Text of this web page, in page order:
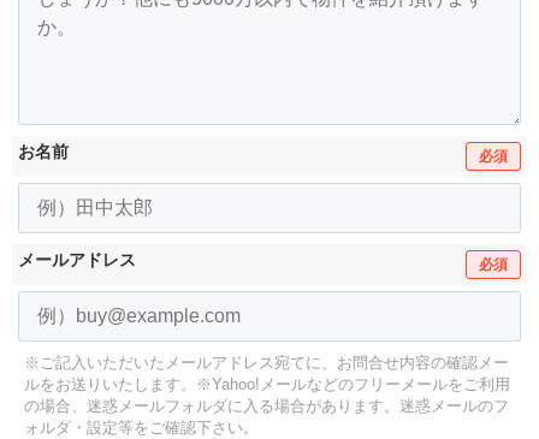
お名前 必須
メールアドレス 必須
※ご記入いただいたメールアドレス宛てに、お問合せ内容の確認メー
ルをお送りいたします。
※Yahoo!メールなどのフリーメールをご利用
の場合、迷惑メールフォルダに入る場合があります。 迷惑メールのフ
ォルダ・設定等をご確認下さい。